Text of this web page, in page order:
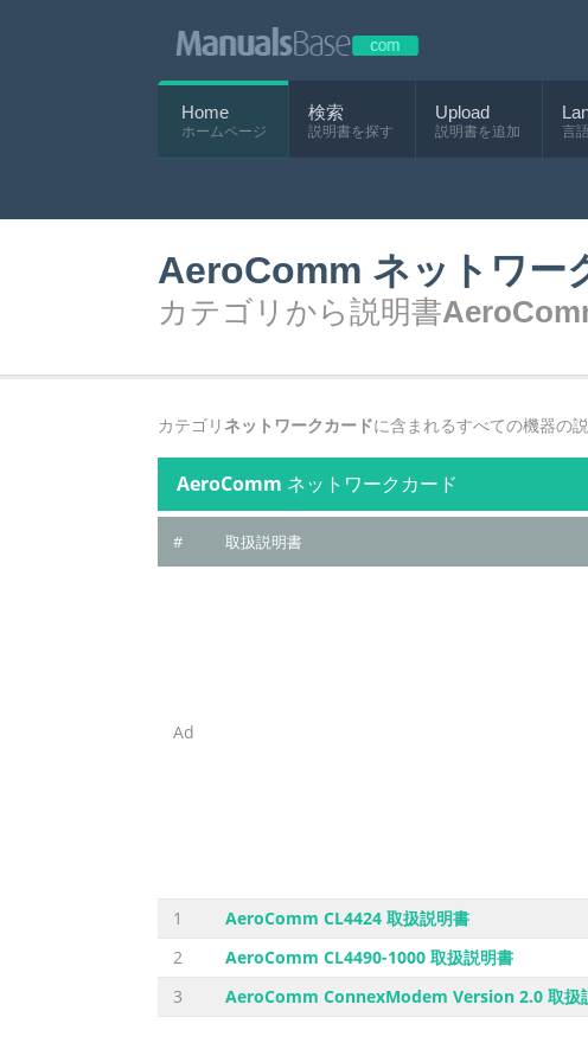
Home
ホームページ
検索
説明書を探す
Upload
説明書を追加 言
AeroComm ネットワー
カテゴリから説明書
カテゴリ ネットワークカードに含まれるすべての機器の
AeroComm ネットワークカード
# 取扱説明書
Ad
1
AeroComm CL4424 取扱説明書
2
AeroComm CL4490-1000 取扱説明書
3
AeroComm ConnexModem Version 2.0 取扱